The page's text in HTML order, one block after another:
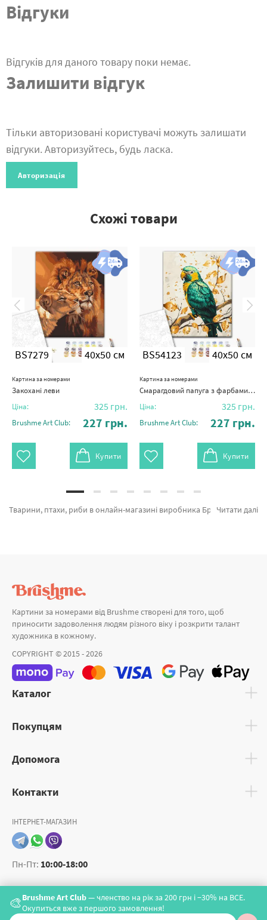
Відгуки
Відгуків для даного товару поки немає.
Залишити відгук
Тільки авторизовані користувачі можуть залишати
відгуки. Авторизуйтесь, будь ласка.
Авторизація
Схожі товари
BS7279 40x50 см
Картина за номерами
Закохані леви
Ціна: 325 грн.
Brushme Art Club: 227 грн.
Купити
BS54123 40x50 см
Картина за номерами
Смарагдовий папуга з фарбами металік
Ціна: 325 грн.
Brushme Art Club: 227 грн.
Купити
🎨Brushme Art Club— членство на рік за 200 грн і −30% на ВСЕ.
Окупиться вже з першого замовлення!
Читати далі
Тварини, птахи, риби в онлайн-магазині виробника Брашмі. Ви на сторінці, де можна з легкістю обрати Картина за номерами Коні BS8945 від признаного виробника Brushme який відомий оригінальністю. Весь асортимент каталогу «Картини за номерами» має попит у художників. Задоволене порося, Щенятка и Пара кошенят а также хороший вибір найменувань за вигідними цінами. Замовляючи Лондон та картина за номерами ван, швидко відправимо в Ужгород або інші міста. Вовк або картини за номерами корабель, купуйте прямо зараз!
Картини за номерами від Brushme створені для того, щоб
приносити задоволення людям різного віку і розкрити талант
художника в кожному.
COPYRIGHT © 2015 - 2026
Каталог
Покупцям
Допомога
Контакти
ІНТЕРНЕТ-МАГАЗИН
Пн-Пт: 10:00-18:00